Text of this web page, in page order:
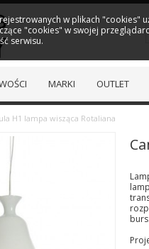
MARKI OUTLET
H1 lampa wisząca Rotaliana
w plikach
"cookies" w swojej
serwisu.